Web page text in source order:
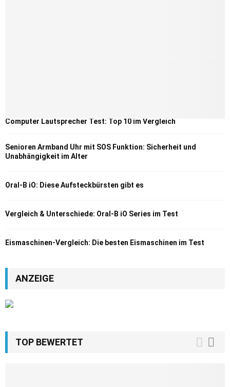
Computer Lautsprecher Test: Top 10 im Vergleich
Senioren Armband Uhr mit SOS Funktion: Sicherheit und
Unabhängigkeit im Alter
Oral-B iO: Diese Aufsteckbürsten gibt es
Vergleich & Unterschiede: Oral-B iO Series im Test
Eismaschinen-Vergleich: Die besten Eismaschinen im Test
ANZEIGE
TOP BEWERTET